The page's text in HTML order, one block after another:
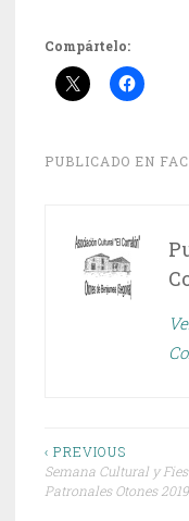
Compártelo:
PUBLICADO EN
Navegación
de
‹ PREVIOUS
Semana Cultural y
Patronales Otones